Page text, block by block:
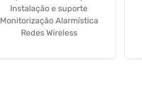
Instalação e suporte
Monitorização Alarmística
Redes Wireless